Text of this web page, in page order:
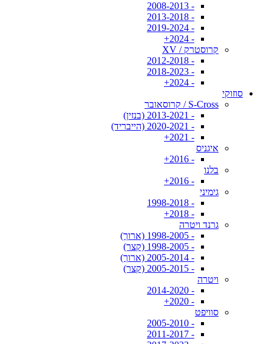
- 2008-2013
- 2013-2018
- 2019-2024
- 2024+
קרוסטרק / XV
- 2012-2018
- 2018-2023
- 2024+
סוזוקי
S-Cross / קרוסאובר
- 2013-2021 (בנזין)
- 2020-2021 (הייבריד)
- 2021+
איגניס
- 2016+
בלנו
- 2016+
גימיני
- 1998-2018
- 2018+
גרנד ויטרה
- 1998-2005 (ארוך)
- 1998-2005 (קצר)
- 2005-2014 (ארוך)
- 2005-2015 (קצר)
ויטרה
- 2014-2020
- 2020+
סוויפט
- 2005-2010
- 2011-2017